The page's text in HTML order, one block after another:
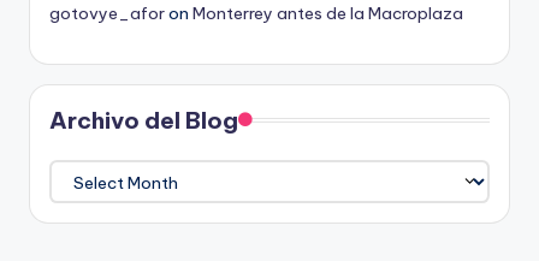
gotovye_aforon Monterrey antes de la Macroplaza
Archivo del Blog
Archivo
del
Blog